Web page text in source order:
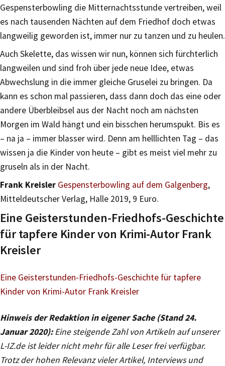
Gespensterbowling die Mitternachtsstunde vertreiben, weil
es nach tausenden Nächten auf dem Friedhof doch etwas
langweilig geworden ist, immer nur zu tanzen und zu heulen.
Auch Skelette, das wissen wir nun, können sich fürchterlich
langweilen und sind froh über jede neue Idee, etwas
Abwechslung in die immer gleiche Gruselei zu bringen. Da
kann es schon mal passieren, dass dann doch das eine oder
andere Überbleibsel aus der Nacht noch am nächsten
Morgen im Wald hängt und ein bisschen herumspukt. Bis es
– na ja – immer blasser wird. Denn am helllichten Tag – das
wissen ja die Kinder von heute – gibt es meist viel mehr zu
gruseln als in der Nacht.
Frank Kreisler Gespensterbowling auf dem Galgenberg,
Mitteldeutscher Verlag, Halle 2019, 9 Euro.
Eine Geisterstunden-Friedhofs-Geschichte
für tapfere Kinder von Krimi-Autor Frank
Kreisler
Eine Geisterstunden-Friedhofs-Geschichte für tapfere
Kinder von Krimi-Autor Frank Kreisler
Hinweis der Redaktion in eigener Sache (Stand 24.
Januar 2020):Eine steigende Zahl von Artikeln auf unserer
L-IZ.de ist leider nicht mehr für alle Leser frei verfügbar.
Trotz der hohen Relevanz vieler Artikel, Interviews und